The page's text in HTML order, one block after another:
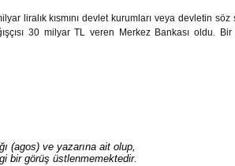
liralık kısmını devlet kurumları veya devletin
30 milyar TL veren Merkez Bankası oldu.
(agos) ve yazarına ait olup,
bir görüş üstlenmemektedir.